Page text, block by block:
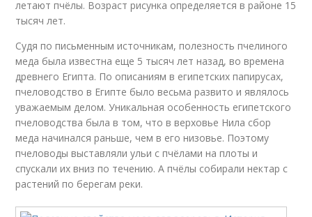
летают пчёлы. Возраст рисунка определяется в районе 15
тысяч лет.
Судя по письменным источникам, полезность пчелиного
меда была известна еще 5 тысяч лет назад, во времена
древнего Египта. По описаниям в египетских папирусах,
пчеловодство в Египте было весьма развито и являлось
уважаемым делом. Уникальная особенность египетского
пчеловодства была в том, что в верховье Нила сбор
меда начинался раньше, чем в его низовье. Поэтому
пчеловоды выставляли ульи с пчёлами на плоты и
спускали их вниз по течению. А пчёлы собирали нектар с
растений по берегам реки.